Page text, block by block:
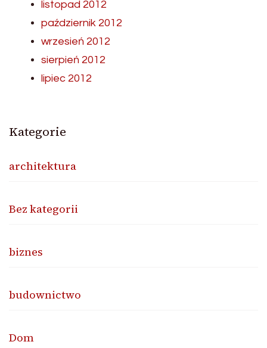
listopad 2012
październik 2012
wrzesień 2012
sierpień 2012
lipiec 2012
Kategorie
architektura
Bez kategorii
biznes
budownictwo
Dom